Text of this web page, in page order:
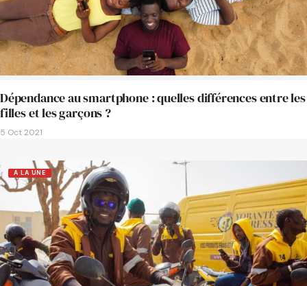
Dépendance au smartphone : quelles différences entre les
filles et les garçons ?
5 Oct 2021
A LA UNE